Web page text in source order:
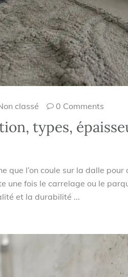
classé 0 Comments
types,
que l’on coule sur la dalle
une fois le carrelage ou le
et la durabilité ...